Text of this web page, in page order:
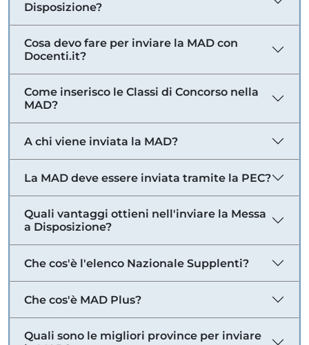
Disposizione?
Cosa devo fare per inviare la MAD con
Docenti.it?
Come inserisco le Classi di Concorso nella
MAD?
A chi viene inviata la MAD?
La MAD deve essere inviata tramite la PEC?
Quali vantaggi ottieni nell'inviare la Messa
a Disposizione?
Che cos'è l'elenco Nazionale Supplenti?
Che cos'è MAD Plus?
Quali sono le migliori province per inviare